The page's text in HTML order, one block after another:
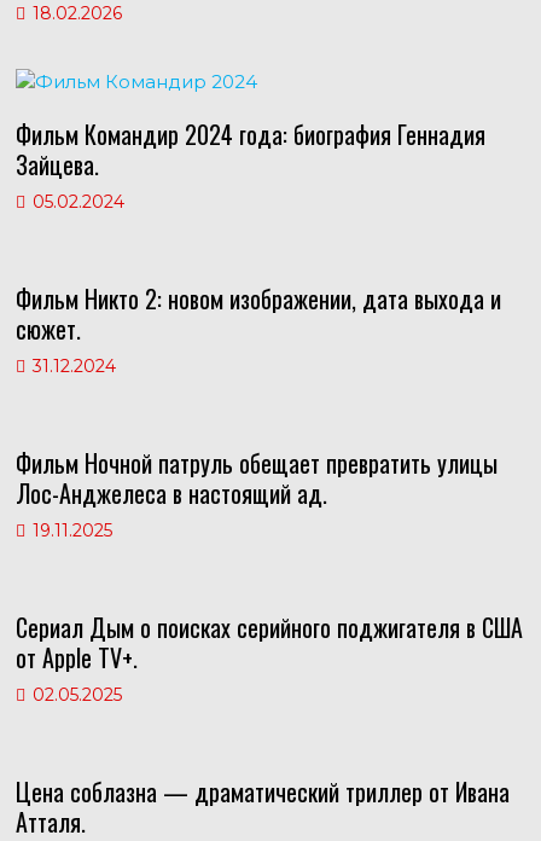
i
i
s
a 18.02.2026
Фильм Командир 2024 года: биография Геннадия
Зайцева.
05.02.2024
Фильм Никто 2: новом изображении, дата выхода и
сюжет.
31.12.2024
Фильм Ночной патруль обещает превратить улицы
Лос-Анджелеса в настоящий ад.
19.11.2025
Сериал Дым о поисках серийного поджигателя в США
от Apple TV+.
02.05.2025
Цена соблазна — драматический триллер от Ивана
Атталя.